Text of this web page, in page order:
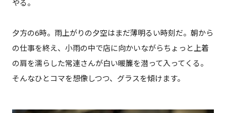
やる。
夕方の6時。雨上がりの夕空はまだ薄明るい時刻だ。朝から
の仕事を終え、小雨の中で店に向かいながらちょっと上着
の肩を濡らした常連さんが白い暖簾を潜って入ってくる。
そんなひとコマを想像しつつ、グラスを傾けます。